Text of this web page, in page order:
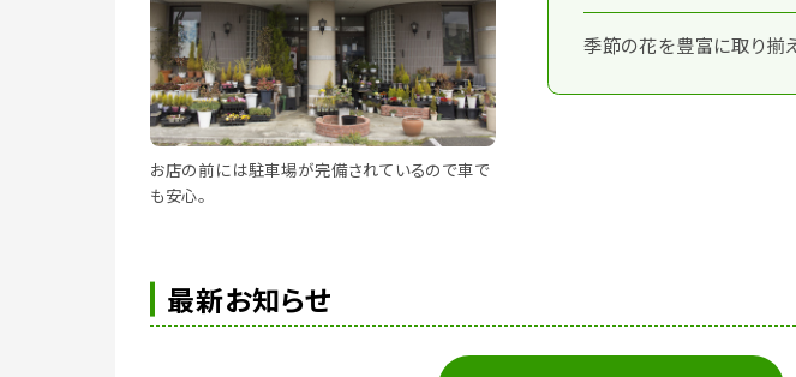
お店の前には駐車場が完備されているので車で
も安心。
季節の花を豊富に取り揃
最新お知らせ